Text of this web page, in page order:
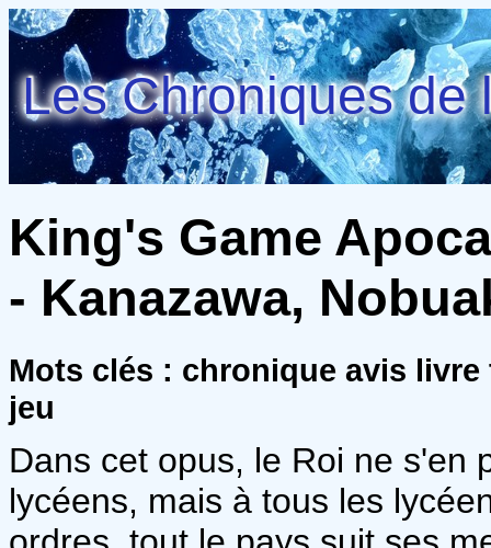
Les Chroniques de
King's Game
- Kanazawa,
Mots clés : chronique avis
jeu
Dans cet opus, le Roi ne s'en
lycéens, mais à tous les